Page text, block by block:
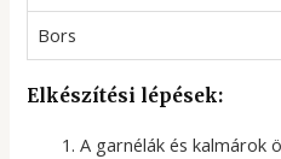
Bors
Elkészítési lépések:
A garnélák és kalmárok